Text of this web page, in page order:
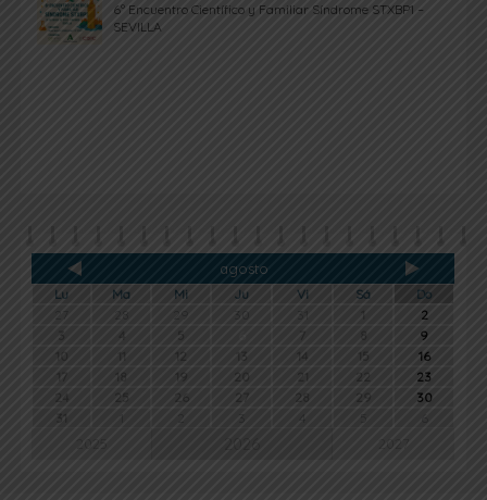
6º Encuentro Científico y Familiar Síndrome STXBP1 –
SEVILLA
agosto
Lu Ma Mi Ju Vi Sá
Do
27
28 29 30 31 1
2
3
4 5 7 8
9
10
11 12 13 14 15
16
17
18 19 20 21 22
23
24
25 26 27 28 29
30
31
2 3 4 5 6
2025 2027